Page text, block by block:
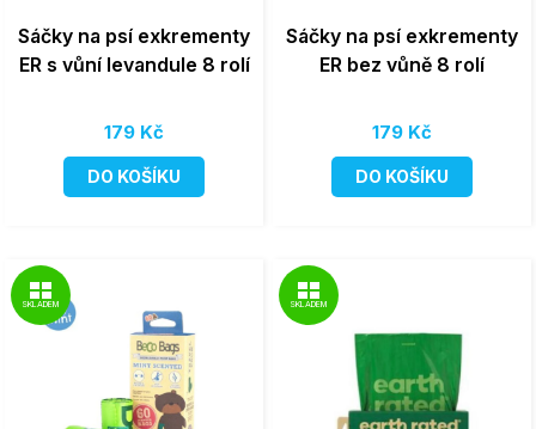
Sáčky na psí exkrementy
ER s vůní levandule 8 rolí
179 Kč
DO KOŠÍKU
Sáčky na psí exkrementy
ER bez vůně 8 rolí
179 Kč
DO KOŠÍKU
SKLADEM SKLADEM